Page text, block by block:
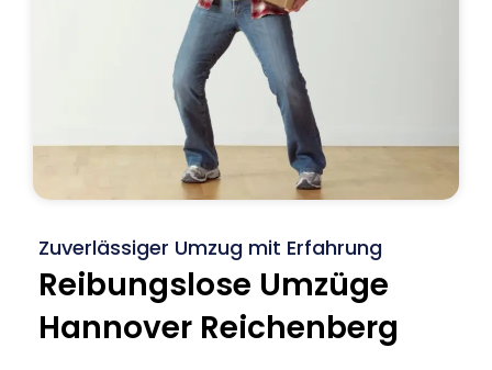
Zuverlässiger Umzug mit Erfahrung
Reibungslose Umzüge
Hannover Reichenberg